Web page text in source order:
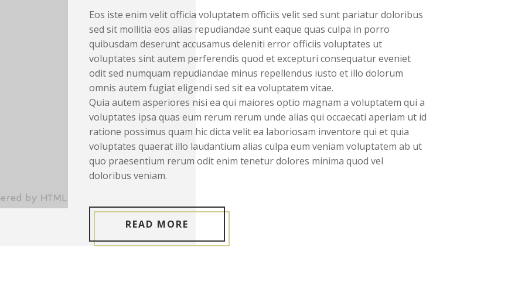
Eos iste enim velit officia voluptatem officiis velit sed sunt pariatur doloribus
sed sit mollitia eos alias repudiandae sunt eaque quas culpa in porro
quibusdam deserunt accusamus deleniti error officiis voluptates ut
voluptates sint autem perferendis quod et excepturi consequatur eveniet
odit sed numquam repudiandae minus repellendus iusto et illo dolorum
omnis autem fugiat eligendi sed sit ea voluptatem vitae.
Quia autem asperiores nisi ea qui maiores optio magnam a voluptatem qui a
voluptates ipsa quas eum rerum rerum unde alias qui occaecati aperiam ut id
ratione possimus quam hic dicta velit ea laboriosam inventore qui et quia
voluptates quaerat illo laudantium alias culpa eum veniam voluptatem ab ut
quo praesentium rerum odit enim tenetur dolores minima quod vel
doloribus veniam.
READ MORE